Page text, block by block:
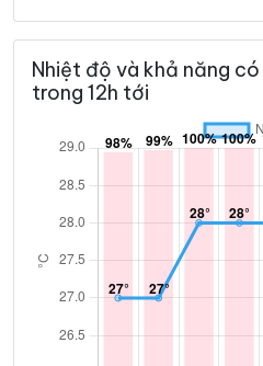
Nhiệt độ và khả năng có
trong 12h tới